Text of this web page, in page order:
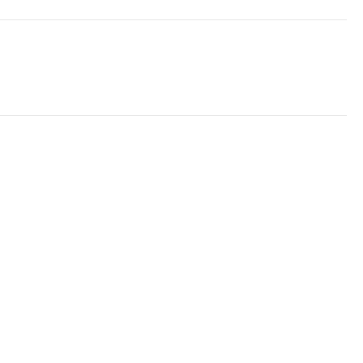
PANTETHINE, CREATINE, HORDEUM VULGARE
ACETYL CARNITINE HCL, CAFFEINE, RHODOCHROSITE,
DE LEVURE, ISOSTEARIC ACID, POLYMETHYL METHACRYLATE,
GLYCOL, POLYSORBATE 60, SILICA, BHT,
(CI 77491, CI 77492, CI 77499), TITANIUM DIOXIDE (CI 77891) *